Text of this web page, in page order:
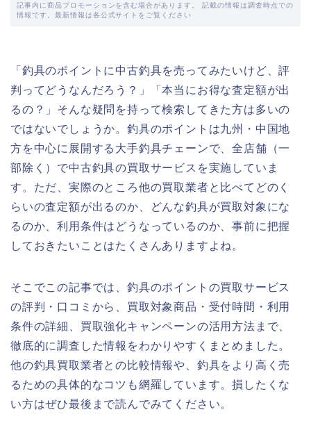
記事内に商品プロモーションを含む場合があります。 記載の情報は調査時点での
情報です。最新情報は各公式サイトをご覧ください
「釣具のポイントに中古釣具を売ってみたいけど、評
判ってどうなんだろう？」「本当にお得な査定額が出
るの？」そんな疑問を持って検索してきた方は多いの
ではないでしょうか。釣具のポイントは九州・中国地
方を中心に展開する大手釣具チェーンで、全店舗（一
部除く）で中古釣具の買取サービスを実施していま
す。ただ、実際のところ他の買取業者と比べてどのく
らいの査定額が出るのか、どんな釣具が買取対象にな
るのか、利用条件はどうなっているのか、事前に把握
しておきたいことはたくさんありますよね。
そこでこの記事では、釣具のポイントの買取サービス
の評判・口コミから、買取対象商品・受付時間・利用
条件の詳細、買取強化キャンペーンの活用方法まで、
徹底的に調査した情報をわかりやすくまとめました。
他の釣具買取業者との比較情報や、釣具をより高く売
るための具体的なコツも網羅しています。損したくな
い方はぜひ最後まで読んでみてください。